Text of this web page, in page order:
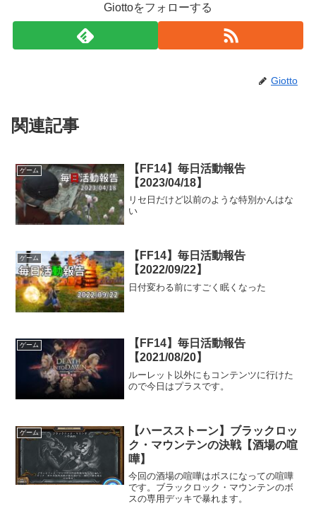
Giottoをフォローする
Giotto
関連記事
ゲーム
【FF14】毎日活動報告
【2023/04/18】
リセ日だけど以前のような特別かんはな
い
ゲーム
【FF14】毎日活動報告
【2022/09/22】
日付変わる前にすごく眠くなった
ゲーム
【FF14】毎日活動報告
【2021/08/20】
ルーレット以外にもコンテンツに行けた
ので今日はプラスです。
ゲーム
【ハースストーン】ブラックロッ
ク・マウンテンの決戦【酒場の喧
嘩】
今回の酒場の喧嘩はボスになっての喧嘩
です。ブラックロック・マウンテンのボ
スの専用デッキで暴れます。